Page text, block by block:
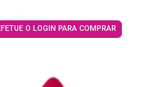
O LOGIN PARA COMPRAR